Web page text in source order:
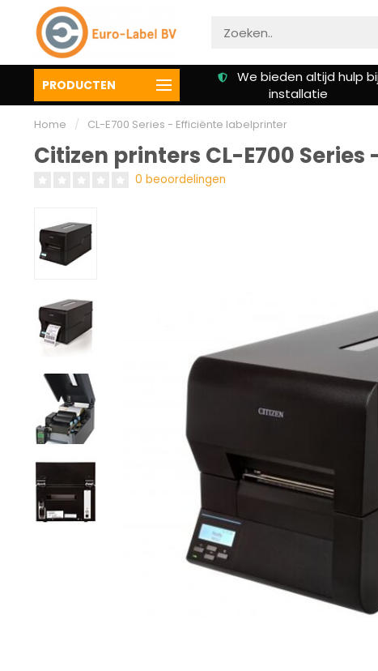
PRODUCTEN
We bieden altijd hulp bij
installatie
Klanten beoordelen ons
een 9.3
Home / CL-E700 Series - Efficiënte labelprinter
Citizen printers CL-E700
0 beoordelingen